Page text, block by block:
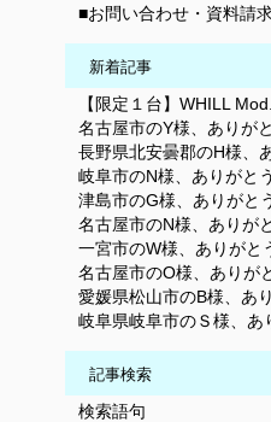
■お問い合わせ・資料請
新着記事
【限定１台】WHILL
名古屋市のY様、ありが
長野県北安曇郡のH様、
岐阜市のN様、ありがと
津島市のG様、ありがと
名古屋市のN様、ありが
一宮市のW様、ありがと
名古屋市のO様、ありが
愛媛県松山市のB様、あ
岐阜県岐阜市のＳ様、あ
記事検索
検索語句